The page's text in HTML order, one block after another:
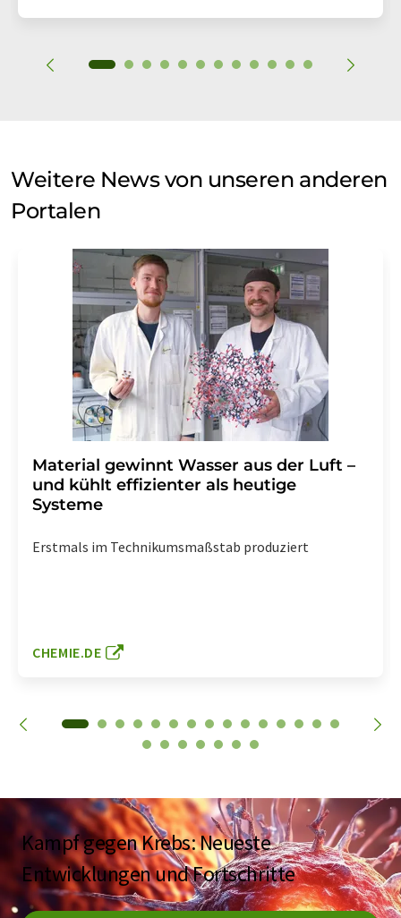
Weitere News von unseren anderen
Portalen
Material gewinnt Wasser aus der Luft –
und kühlt effizienter als heutige
Systeme
Erstmals im Technikumsmaßstab produziert
CHEMIE.DE
Kampf gegen Krebs: Neueste
Entwicklungen und Fortschritte